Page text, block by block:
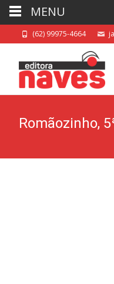
(62) 99975-4664
Romãozinho,
MENU